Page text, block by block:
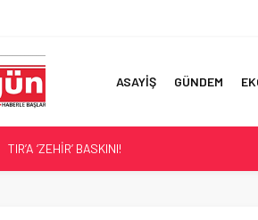
ASAYİŞ GÜNDEM
TIR’A ‘ZEHİR’ BASKINI!
FECİ SON!